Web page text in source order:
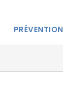
PRÉVENTION